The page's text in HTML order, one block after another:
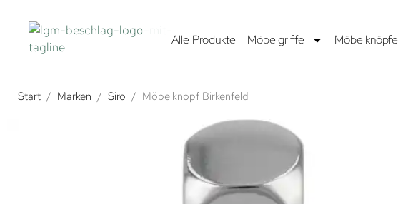
Alle Produkte Möbelgriffe Möbelknöpfe
Start / Marken / Siro / Möbelknopf Birkenfeld